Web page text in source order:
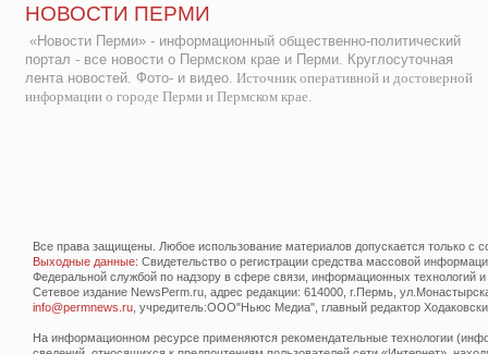
НОВОСТИ ПЕРМИ
«Новости Перми» - информационный общественно-политический
портал - все новости о Пермском крае и Перми. Круглосуточная
лента новостей. Фото- и видео. Источник оперативной и достоверной
информации о городе Перми и Пермском крае.
Все права защищены. Любое использование материалов допускается только с
Выходные данные: Свидетельство о регистрации средства массовой
Федеральной службой по надзору в сфере связи, информационных технологий
Сетевое издание NewsPerm.ru, адрес редакции: 614000, г.Пермь,
info@permnews.ru , учредитель:ООО"Ньюс Медиа", главный редактор
На информационном ресурсе применяются рекомендательные технологии